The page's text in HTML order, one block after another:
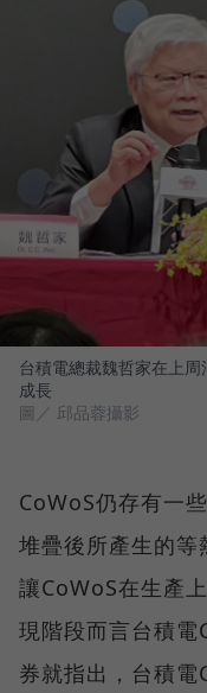
台積電總裁魏哲家在上
成長
圖／ 邱品蓉攝影
CoWoS仍存有一
堆疊後所產生的
讓CoWoS在生產
現階段而言台積電
券就指出，台積